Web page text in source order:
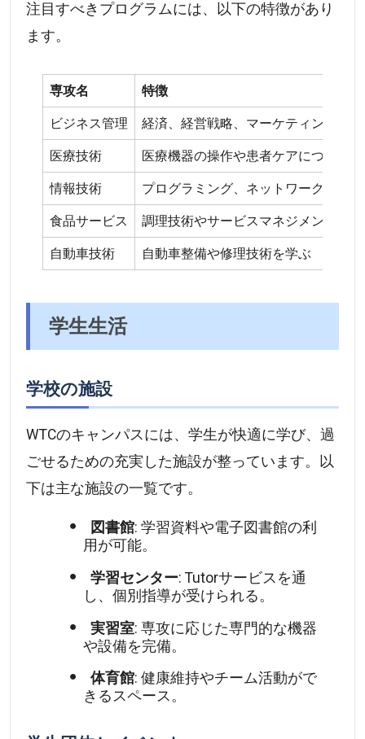
注目すべきプログラムには、以下の特徴があり
ます。
専攻名 特徴
ビジネス管理 経済、経営戦略、マーケティングを
医療技術 医療機器の操作や患者ケアについて
情報技術 プログラミング、ネットワーク構築
食品サービス 調理技術やサービスマネジメントを
自動車技術 自動車整備や修理技術を学ぶ
学生生活
学校の施設
WTCのキャンパスには、学生が快適に学び、過
ごせるための充実した施設が整っています。以
下は主な施設の一覧です。
図書館: 学習資料や電子図書館の利
用が可能。
学習センター: Tutorサービスを通
し、個別指導が受けられる。
実習室: 専攻に応じた専門的な機器
や設備を完備。
体育館: 健康維持やチーム活動がで
きるスペース。